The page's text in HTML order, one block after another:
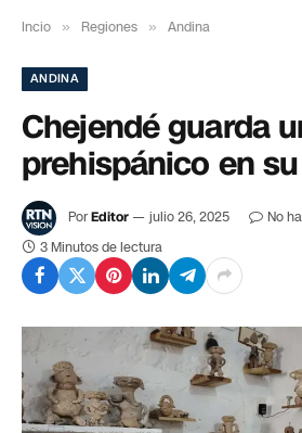
Incio » Regiones » Andina
ANDINA
Chejendé guarda
prehispánico en
PorEditor julio 26, 2025
No
3 Minutos de lectura